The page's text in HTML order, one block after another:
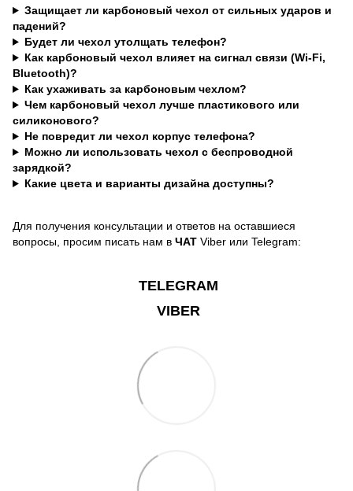
Защищает ли карбоновый чехол от сильных ударов и
падений?
Будет ли чехол утолщать телефон?
Как карбоновый чехол влияет на сигнал связи (Wi-Fi,
Bluetooth)?
Как ухаживать за карбоновым чехлом?
Чем карбоновый чехол лучше пластикового или
силиконового?
Не повредит ли чехол корпус телефона?
Можно ли использовать чехол с беспроводной
зарядкой?
Какие цвета и варианты дизайна доступны?
Для получения консультации и ответов на оставшиеся
вопросы, просим писать нам в ЧАТ Viber или Telegram:
TELEGRAM
VIBER